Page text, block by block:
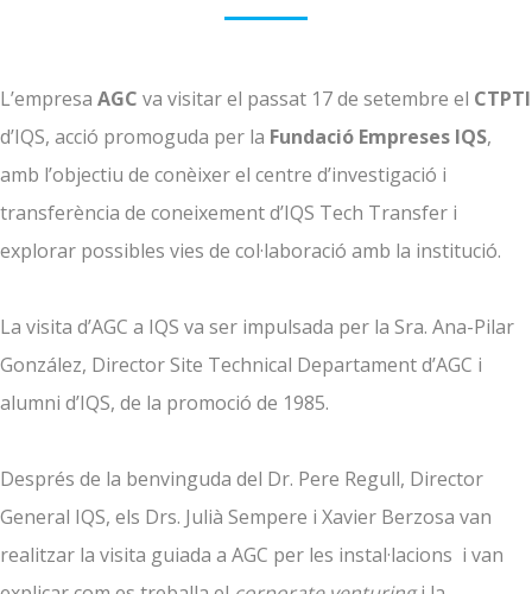
L’empresa AGC va visitar el passat 17 de setembre el CTPTI
d’IQS, acció promoguda per la Fundació Empreses IQS,
amb l’objectiu de conèixer el centre d’investigació i
transferència de coneixement d’IQS Tech Transfer i
explorar possibles vies de col·laboració amb la institució.
La visita d’AGC a IQS va ser impulsada per la Sra. Ana-Pilar
González, Director Site Technical Departament d’AGC i
alumni d’IQS, de la promoció de 1985.
Després de la benvinguda del Dr. Pere Regull, Director
General IQS, els Drs. Julià Sempere i Xavier Berzosa van
realitzar la visita guiada a AGC per les instal·lacions i van